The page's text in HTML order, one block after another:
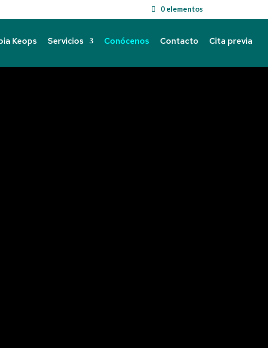
0 elementos
Keops Servicios Conócenos Contacto Cita previa